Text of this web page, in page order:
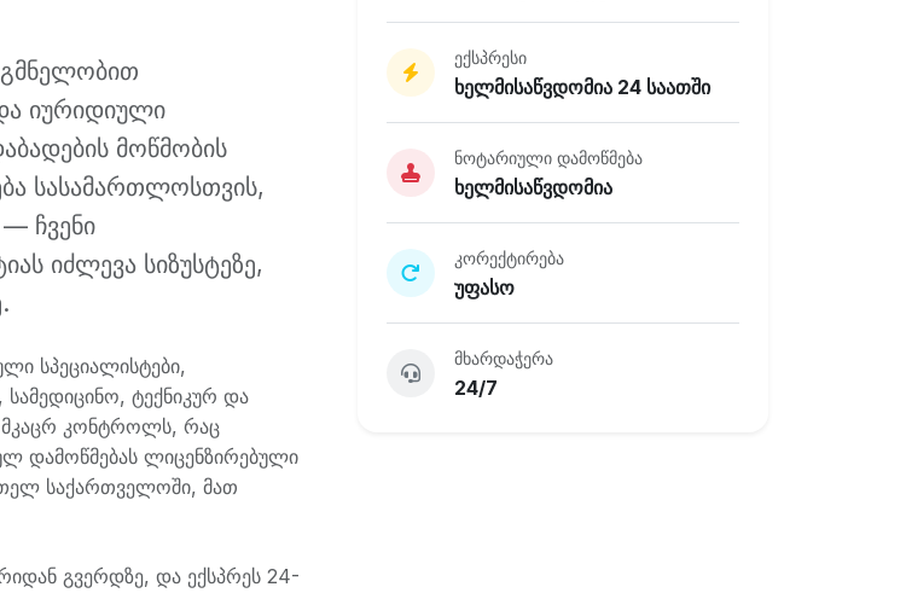
იურიდიული
მოწმობის
სასამართლოსთვის,
— ჩვენი
იძლევა სიზუსტეზე,
სპეციალისტები,
ტექნიკურ და
მკაცრ კონტროლს, რაც
დამოწმებას ლიცენზირებული
საქართველოში, მათ
გვერდზე, და ექსპრეს 24-
ექსპრესი
ხელმისაწვდომია 24 საათში
ნოტარიული დამოწმება
ხელმისაწვდომია
კორექტირება
უფასო
მხარდაჭერა
24/7